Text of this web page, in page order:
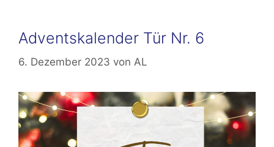
Adventskalender Tür Nr. 6
6. Dezember 2023 von AL